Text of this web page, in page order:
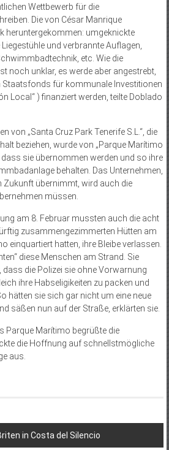
Wettbewerb für die
Die von César Manrique
heruntergekommen: umgeknickte
und verbrannte Auflagen,
etc. Wie die
noch unklar, es werde aber angestrebt,
Staatsfonds für kommunale Investitionen
Local“ ) finanziert werden, teilte Doblado
von „Santa Cruz Park Tenerife S.L.“, die
beziehen, wurde von „Parque Marítimo
dass sie übernommen werden und so ihre
behalten. Das Unternehmen,
Zukunft übernimmt, wird auch die
müssen.
am 8. Februar mussten auch die acht
zusammengezimmerten Hütten am
einquartiert hatten, ihre Bleibe verlassen.
diese Menschen am Strand. Sie
dass die Polizei sie ohne Vorwarnung
ihre Habseligikeiten zu packen und
hätten sie sich gar nicht um eine neue
säßen nun auf der Straße, erklärten sie.
Parque Marítimo begrüßte die
die Hoffnung auf schnellstmögliche
aus.
in Costa del Silencio